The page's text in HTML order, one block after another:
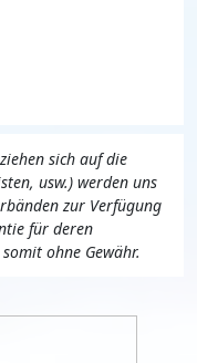
sich auf die
usw.) werden uns
zur Verfügung
für deren
ohne Gewähr.